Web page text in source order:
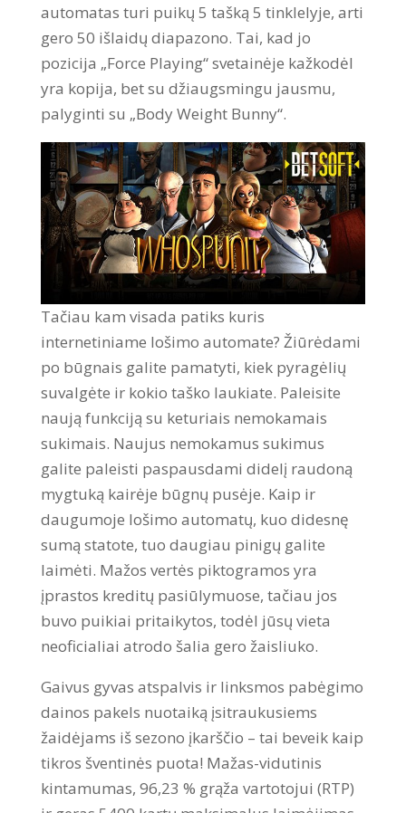
automatas turi puikų 5 tašką 5 tinklelyje, arti
gero 50 išlaidų diapazono. Tai, kad jo
pozicija „Force Playing“ svetainėje kažkodėl
yra kopija, bet su džiaugsmingu jausmu,
palyginti su „Body Weight Bunny“.
Tačiau kam visada patiks kuris
internetiniame lošimo automate? Žiūrėdami
po būgnais galite pamatyti, kiek pyragėlių
suvalgėte ir kokio taško laukiate. Paleisite
naują funkciją su keturiais nemokamais
sukimais. Naujus nemokamus sukimus
galite paleisti paspausdami didelį raudoną
mygtuką kairėje būgnų pusėje. Kaip ir
daugumoje lošimo automatų, kuo didesnę
sumą statote, tuo daugiau pinigų galite
laimėti. Mažos vertės piktogramos yra
įprastos kreditų pasiūlymuose, tačiau jos
buvo puikiai pritaikytos, todėl jūsų vieta
neoficialiai atrodo šalia gero žaisliuko.
Gaivus gyvas atspalvis ir linksmos pabėgimo
dainos pakels nuotaiką įsitraukusiems
žaidėjams iš sezono įkarščio – tai beveik kaip
tikros šventinės puota! Mažas-vidutinis
kintamumas, 96,23 % grąža vartotojui (RTP)